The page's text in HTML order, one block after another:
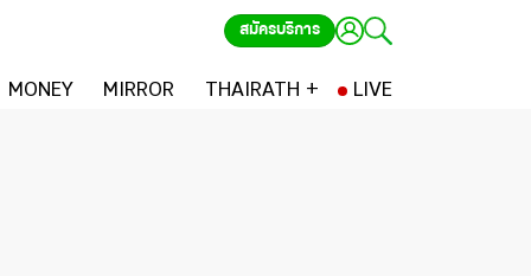
สมัครบริการ
MONEY MIRROR THAIRATH + LIVE